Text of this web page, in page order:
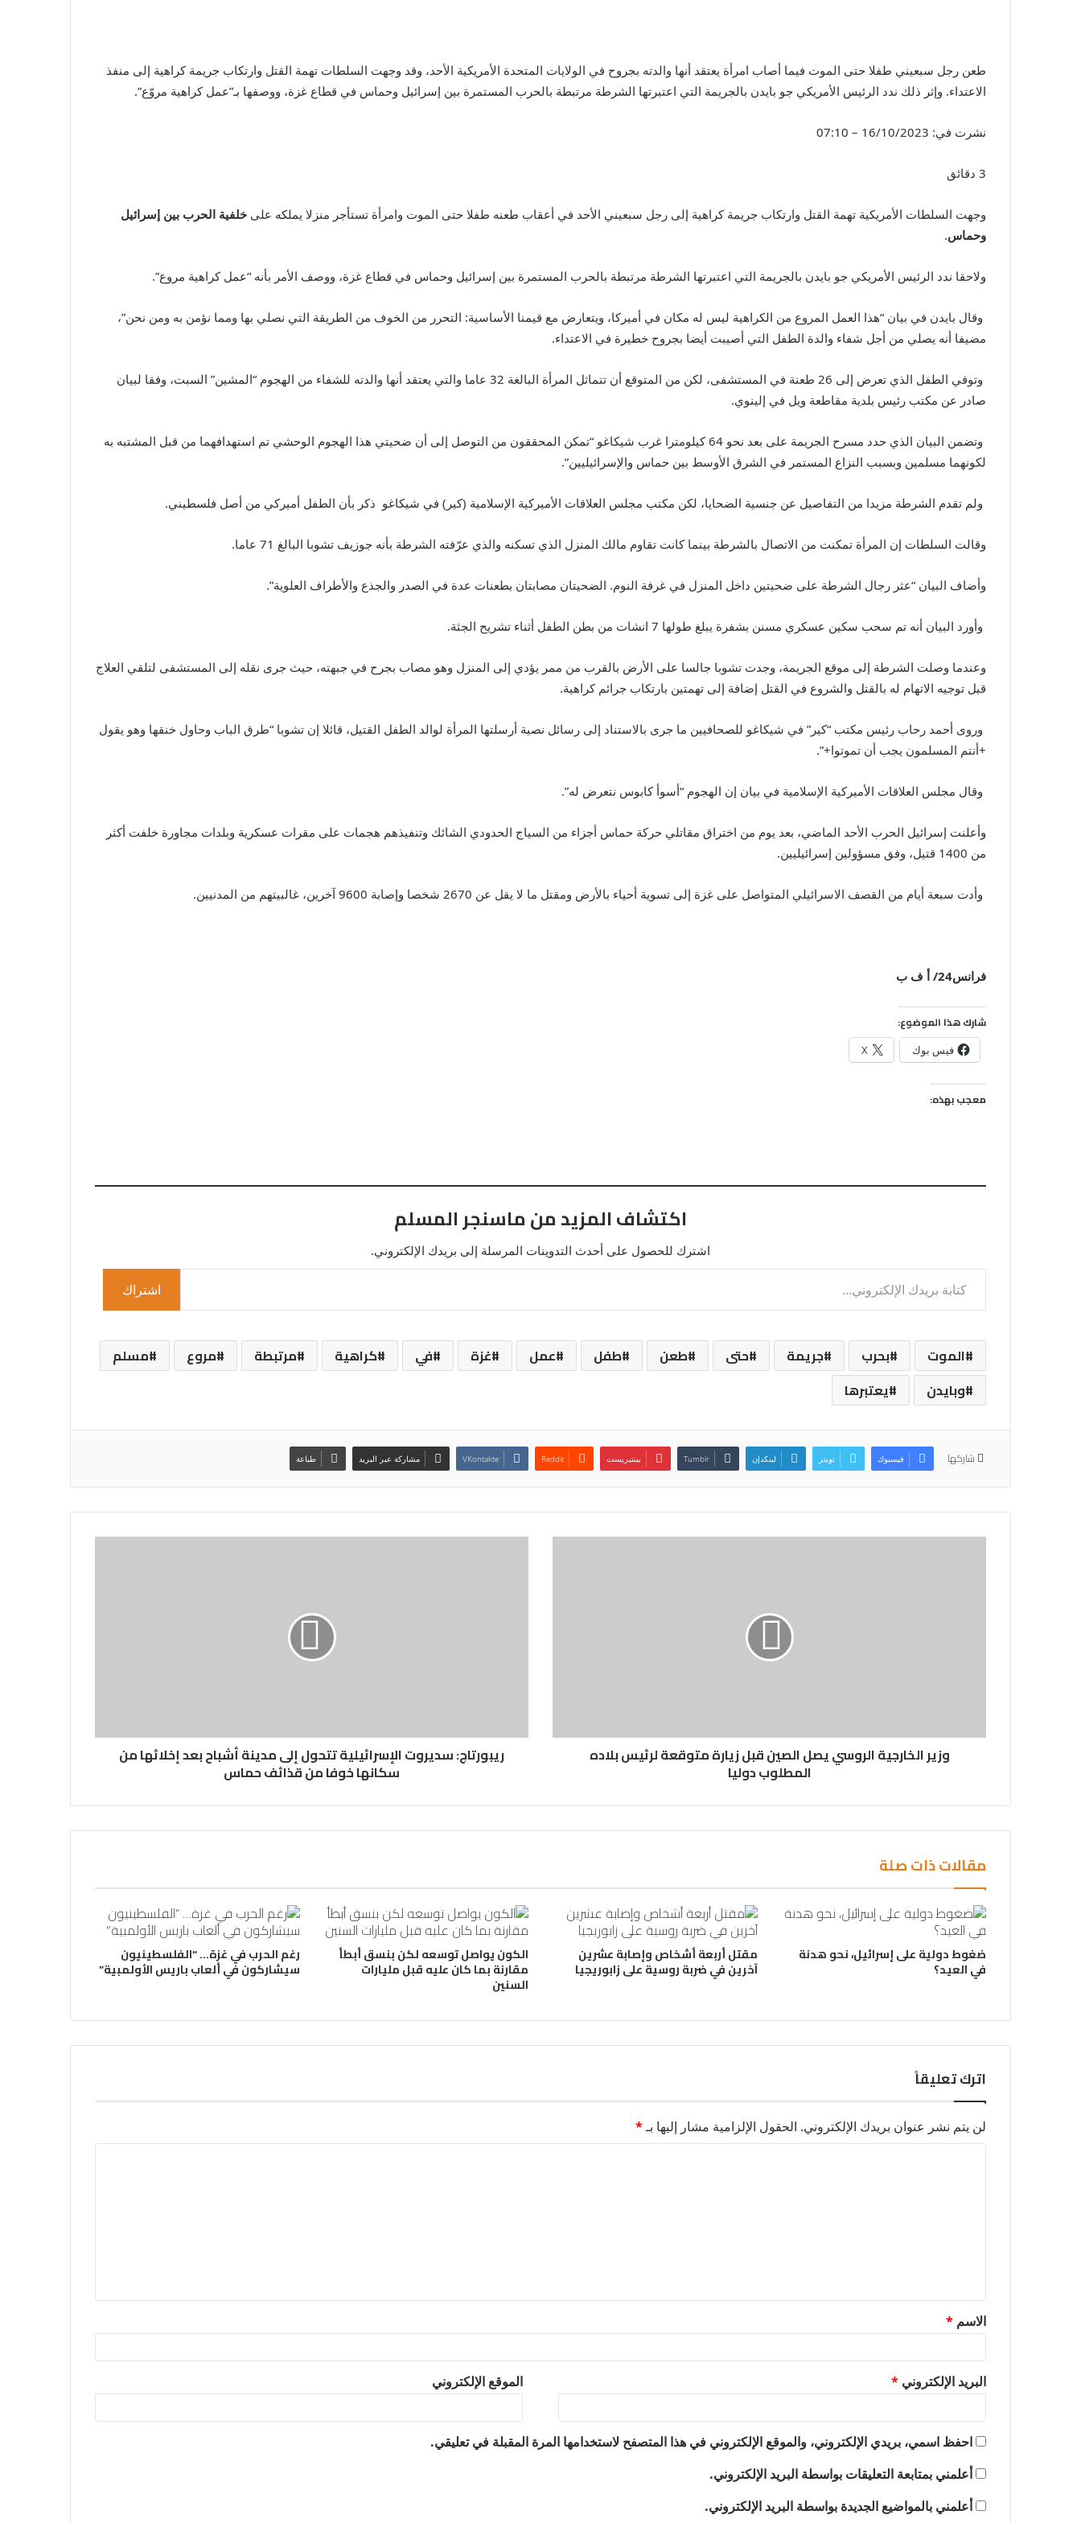
طعن رجل سبعيني طفلا حتى الموت فيما أصاب امرأة يعتقد أنها والدته بجروح في الولايات المتحدة الأمريكية الأحد، وقد وجهت السلطات تهمة القتل وارتكاب جريمة كراهية إلى منفذ
الاعتداء. وإثر ذلك ندد الرئيس الأمريكي جو بايدن بالجريمة التي اعتبرتها الشرطة مرتبطة بالحرب المستمرة بين إسرائيل وحماس في قطاع غزة، ووصفها بـ”عمل كراهية مروّع”.
نشرت في: 16/10/2023 – 07:10
3 دقائق
وجهت السلطات الأمريكية تهمة القتل وارتكاب جريمة كراهية إلى رجل سبعيني الأحد في أعقاب طعنه طفلا حتى الموت وامرأة تستأجر منزلا يملكه على خلفية الحرب بين إسرائيل
وحماس.
ولاحقا ندد الرئيس الأمريكي جو بايدن بالجريمة التي اعتبرتها الشرطة مرتبطة بالحرب المستمرة بين إسرائيل وحماس في قطاع غزة، ووصف الأمر بأنه “عمل كراهية مروع”.
وقال بايدن في بيان “هذا العمل المروع من الكراهية ليس له مكان في أميركا، ويتعارض مع قيمنا الأساسية: التحرر من الخوف من الطريقة التي نصلي بها ومما نؤمن به ومن نحن”،
مضيفا أنه يصلي من أجل شفاء والدة الطفل التي أصيبت أيضا بجروح خطيرة في الاعتداء.
وتوفي الطفل الذي تعرض إلى 26 طعنة في المستشفى، لكن من المتوقع أن تتماثل المرأة البالغة 32 عاما والتي يعتقد أنها والدته للشفاء من الهجوم “المشين” السبت، وفقا لبيان
صادر عن مكتب رئيس بلدية مقاطعة ويل في إلينوي.
وتضمن البيان الذي حدد مسرح الجريمة على بعد نحو 64 كيلومترا غرب شيكاغو “تمكن المحققون من التوصل إلى أن ضحيتي هذا الهجوم الوحشي تم استهدافهما من قبل المشتبه به
لكونهما مسلمين وبسبب النزاع المستمر في الشرق الأوسط بين حماس والإسرائيليين”.
ولم تقدم الشرطة مزيدا من التفاصيل عن جنسية الضحايا، لكن مكتب مجلس العلاقات الأميركية الإسلامية (كير) في شيكاغو ذكر بأن الطفل أميركي من أصل فلسطيني.
وقالت السلطات إن المرأة تمكنت من الاتصال بالشرطة بينما كانت تقاوم مالك المنزل الذي تسكنه والذي عرّفته الشرطة بأنه جوزيف تشوبا البالغ 71 عاما.
وأضاف البيان “عثر رجال الشرطة على ضحيتين داخل المنزل في غرفة النوم. الضحيتان مصابتان بطعنات عدة في الصدر والجذع والأطراف العلوية”.
وأورد البيان أنه تم سحب سكين عسكري مسنن بشفرة يبلغ طولها 7 انشات من بطن الطفل أثناء تشريح الجثة.
وعندما وصلت الشرطة إلى موقع الجريمة، وجدت تشوبا جالسا على الأرض بالقرب من ممر يؤدي إلى المنزل وهو مصاب بجرح في جبهته، حيث جرى نقله إلى المستشفى لتلقي العلاج
قبل توجيه الاتهام له بالقتل والشروع في القتل إضافة إلى تهمتين بارتكاب جرائم كراهية.
وروى أحمد رحاب رئيس مكتب “كير” في شيكاغو للصحافيين ما جرى بالاستناد إلى رسائل نصية أرسلتها المرأة لوالد الطفل القتيل، قائلا إن تشوبا “طرق الباب وحاول خنقها وهو يقول
+أنتم المسلمون يجب أن تموتوا+”.
وقال مجلس العلاقات الأميركية الإسلامية في بيان إن الهجوم “أسوأ كابوس نتعرض له”.
وأعلنت إسرائيل الحرب الأحد الماضي، بعد يوم من اختراق مقاتلي حركة حماس أجزاء من السياج الحدودي الشائك وتنفيذهم هجمات على مقرات عسكرية وبلدات مجاورة خلفت أكثر
من 1400 قتيل، وفق مسؤولين إسرائيليين.
وأدت سبعة أيام من القصف الاسرائيلي المتواصل على غزة إلى تسوية أحياء بالأرض ومقتل ما لا يقل عن 2670 شخصا وإصابة 9600 آخرين، غالبيتهم من المدنيين.
فرانس24/ أ ف ب
شارك هذا الموضوع:
فيس بوك X
معجب بهذه:
اكتشاف المزيد من ماسنجر المسلم
اشترك للحصول على أحدث التدوينات المرسلة إلى بريدك الإلكتروني.
كتابة بريدك الإلكتروني...
اشتراك
الموت بحرب جريمة حتى طعن طفل عمل غزة في كراهية مرتبطة مروع
مسلم
وبايدن
يعتبرها
شاركها فيسبوك تويتر لينكدإن بينتيريست مشاركة عبر البريد طباعة
وزير الخارجية الروسي يصل الصين قبل زيارة متوقعة لرئيس بلاده
المطلوب دوليا
ريبورتاج: سديروت الإسرائيلية تتحول إلى مدينة أشباح بعد إخلائها من
سكانها خوفا من قذائف حماس
مقالات ذات صلة
ضغوط دولية على إسرائيل، نحو هدنة
في العيد؟
مقتل أربعة أشخاص وإصابة عشرين
آخرين في ضربة روسية على زابوريجيا
الكون يواصل توسعه لكن بنسق أبطأ
مقارنة بما كان عليه قبل مليارات
السنين
رغم الحرب في غزة… “الفلسطينيون
سيشاركون في ألعاب باريس الأولمبية”
اترك تعليقاً
لن يتم نشر عنوان بريدك الإلكتروني. الحقول الإلزامية مشار إليها بـ*
ق
*
الاسم *
البريد الإلكتروني * الموقع الإلكتروني
احفظ اسمي، بريدي الإلكتروني، والموقع الإلكتروني في هذا المتصفح لاستخدامها المرة المقبلة في تعليقي.
أعلمني بمتابعة التعليقات بواسطة البريد الإلكتروني.
أعلمني بالمواضيع الجديدة بواسطة البريد الإلكتروني.